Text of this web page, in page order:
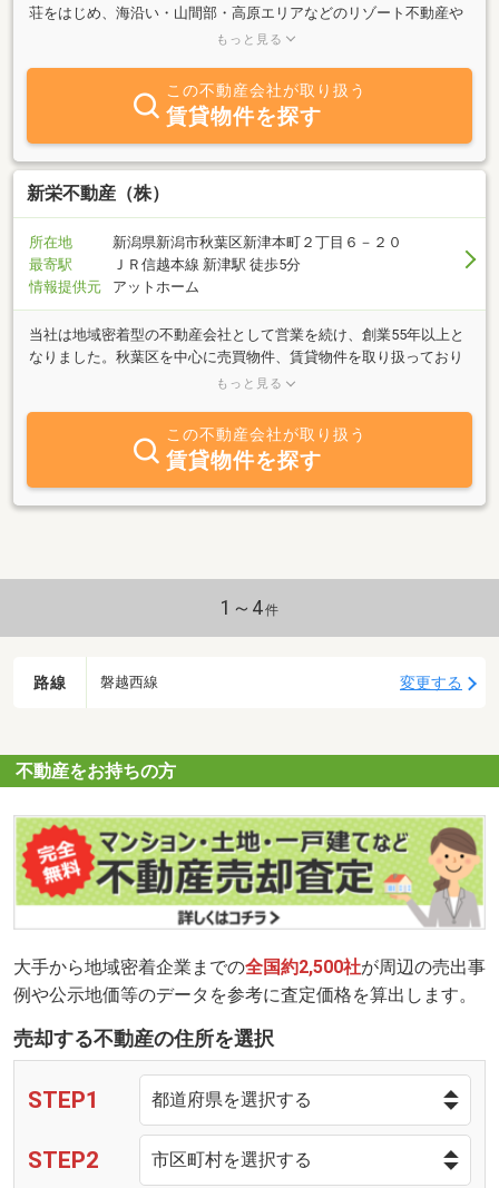
荘をはじめ、海沿い・山間部・高原エリアなどのリゾート不動産や
田舎物件の売買仲介および買取を積極的に行っております。特にリ
ご相談いただけます。お客様一人ひとりのご事情やご希望に寄り添
う“ユーザーファースト”の姿勢を大切に、安心してお取引いただけ
るよう丁寧にサポートしておりますので、不動産の売却や購入、活
用方法などでお悩みの際は、どうぞお気軽にお問い合わせくださ
い。
もっと見る
この不動産会社が取り扱う
賃貸物件を探す
新栄不動産（株）
所在地
新潟県新潟市秋葉区新津本町２丁目６－２０
最寄駅
ＪＲ信越本線 新津駅 徒歩5分
情報提供元
アットホーム
当社は地域密着型の不動産会社として営業を続け、創業55年以上と
なりました。秋葉区を中心に売買物件、賃貸物件を取り扱っており
ます。建築、リフォームや賃貸物件の管理も行っております。売
わせ等がございましたらお気軽にお問合せ下さい！！
もっと見る
この不動産会社が取り扱う
賃貸物件を探す
1～4件
路線 磐越西線 変更する
不動産をお持ちの方
大手から地域密着企業までの全国約2,500社が周辺の売出事
例や公示地価等のデータを参考に査定価格を算出します。
売却する不動産の住所を選択
STEP1
STEP2